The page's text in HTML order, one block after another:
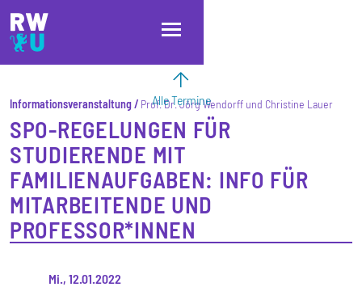
Direkt zum Inhalt
Direkt zur Hauptnavigation
Direkt zum Fußbereich
Alle Termine
Informationsveranstaltung Prof. Dr. Jörg Wendorff und Christine Lauer
SPO-REGELUNGEN FÜR
STUDIERENDE MIT
FAMILIENAUFGABEN: INFO FÜR
MITARBEITENDE UND
PROFESSOR*INNEN
Mi., 12.01.2022